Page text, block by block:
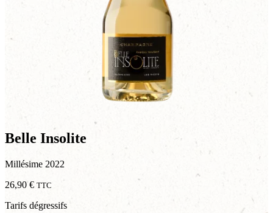
Belle Insolite
Millésime 2022
26,90€ TTC
Tarifs dégressifs